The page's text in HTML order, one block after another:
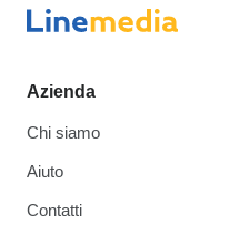
Azienda
Chi siamo
Aiuto
Contatti